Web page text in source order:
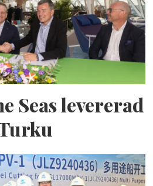
Seas levererad